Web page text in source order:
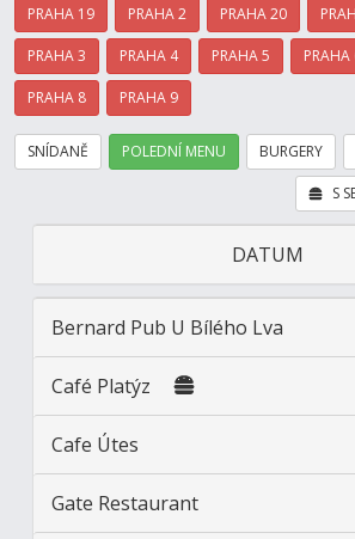
PRAHA 19 PRAHA 2 PRAHA 20
PRAHA 3 PRAHA 4 PRAHA 5 PRAHA
PRAHA 8 PRAHA 9
SNÍDANĚ POLEDNÍ MENU BURGERY
S
DATUM
Bernard Pub U Bílého Lva
Café Platýz
Cafe Útes
Gate Restaurant